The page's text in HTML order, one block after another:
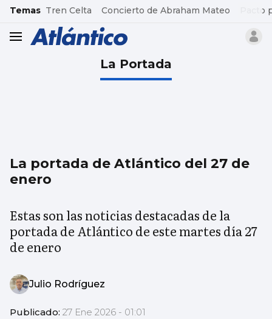
common.go-to-content
Temas Tren Celta Concierto de Abraham Mateo Pacto
header.menu.open
La Portada
La portada de Atlántico del 27 de
enero
Estas son las noticias destacadas de la
portada de Atlántico de este martes día 27
de enero
Julio Rodríguez
Publicado: 27 Ene 2026 - 01:01